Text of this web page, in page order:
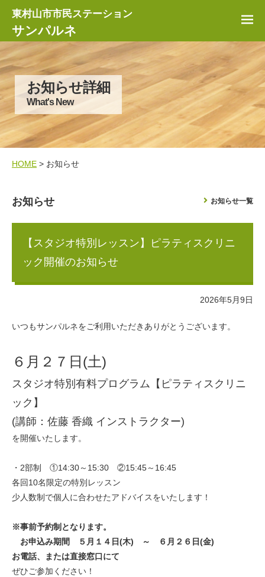
東村山市市民ステーション
サンパルネ
お知らせ詳細
What's New
HOME > お知らせ
お知らせ お知らせ一覧
【スタジオ特別レッスン】ピラティスクリニ
ック開催のお知らせ
2026年5月9日
いつもサンパルネをご利用いただきありがとうございます。
６月２７日(土)
スタジオ特別有料プログラム【ピラティスクリニ
ック】
(講師：佐藤 香織 インストラクター)
を開催いたします。
・2部制 ①14:30～15:30 ②15:45～16:45
各回10名限定の特別レッスン
少人数制で個人に合わせたアドバイスをいたします！
※事前予約制となります。
お申込み期間 ５月１４日(木) ～ ６月２６日(金)
お電話、または直接窓口にて
ぜひご参加ください！